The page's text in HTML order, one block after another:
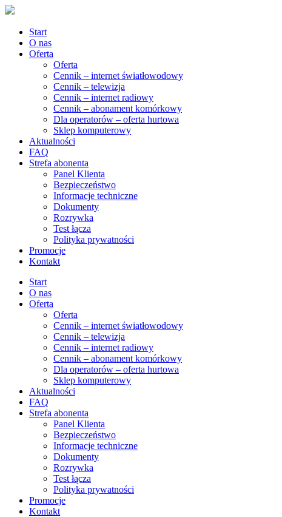
Start
O nas
Oferta
Oferta
Cennik – internet światłowodowy
Cennik – telewizja
Cennik – internet radiowy
Cennik – abonament komórkowy
Dla operatorów – oferta hurtowa
Sklep komputerowy
Aktualności
FAQ
Strefa abonenta
Panel Klienta
Bezpieczeństwo
Informacje techniczne
Dokumenty
Rozrywka
Test łącza
Polityka prywatności
Promocje
Kontakt
Start
O nas
Oferta
Oferta
Cennik – internet światłowodowy
Cennik – telewizja
Cennik – internet radiowy
Cennik – abonament komórkowy
Dla operatorów – oferta hurtowa
Sklep komputerowy
Aktualności
FAQ
Strefa abonenta
Panel Klienta
Bezpieczeństwo
Informacje techniczne
Dokumenty
Rozrywka
Test łącza
Polityka prywatności
Promocje
Kontakt